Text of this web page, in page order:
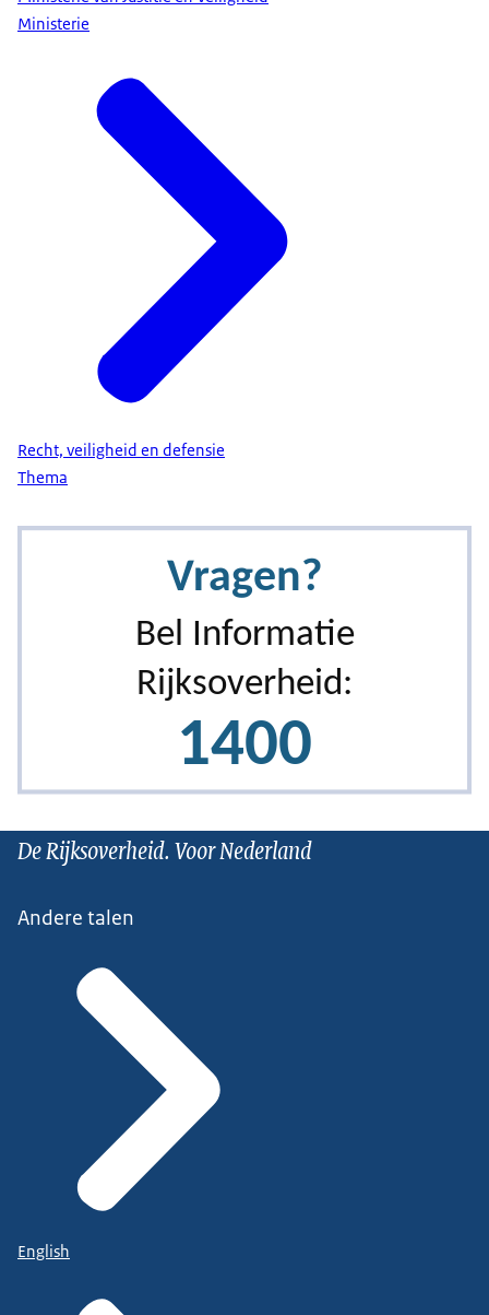
Ministerie
Recht, veiligheid en defensie
Thema
De Rijksoverheid. Voor Nederland
Andere talen
English